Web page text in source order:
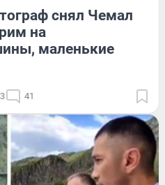
снял Чемал
на
маленькие
41